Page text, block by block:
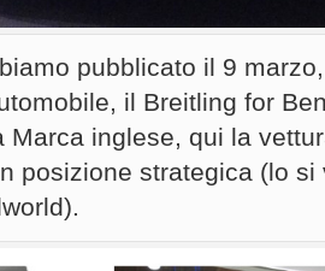
pubblicato il 9
il Breitling for
Marca inglese, qui la
posizione strategica (lo